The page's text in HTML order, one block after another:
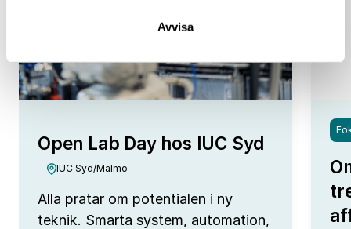
Avvisa
Open Lab Day hos IUC Syd
IUC Syd/Malmö
Alla pratar om potentialen i ny
teknik. Smarta system, automation,